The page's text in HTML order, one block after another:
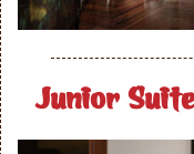
Junior Suite